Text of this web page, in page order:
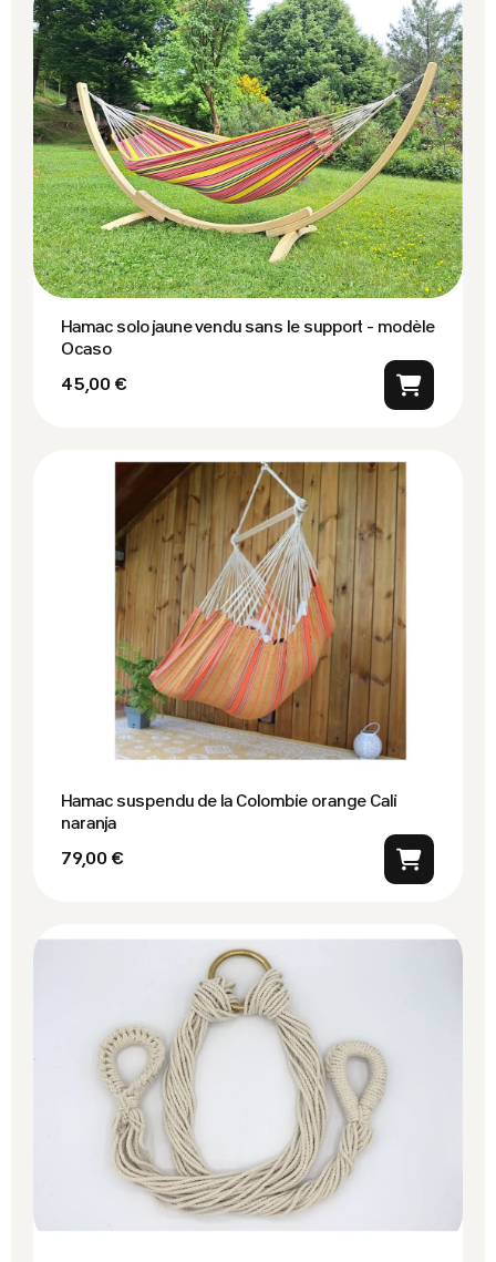
Hamac solo jaune vendu sans le support - modèle
Ocaso
45,00 €
Hamac suspendu de la Colombie orange Cali
naranja
79,00 €